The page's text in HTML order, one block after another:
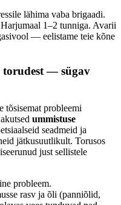
lähima vaba brigaadi.
1–2 tunniga. Avarii
— eelistame teie kõne
torudest — sügav
tõsisemat probleemi
ummistuse
seadmeid ja
jätkusuutlikult. Torusos
just sellistele
probleem.
rasv ja õli (panniõlid,